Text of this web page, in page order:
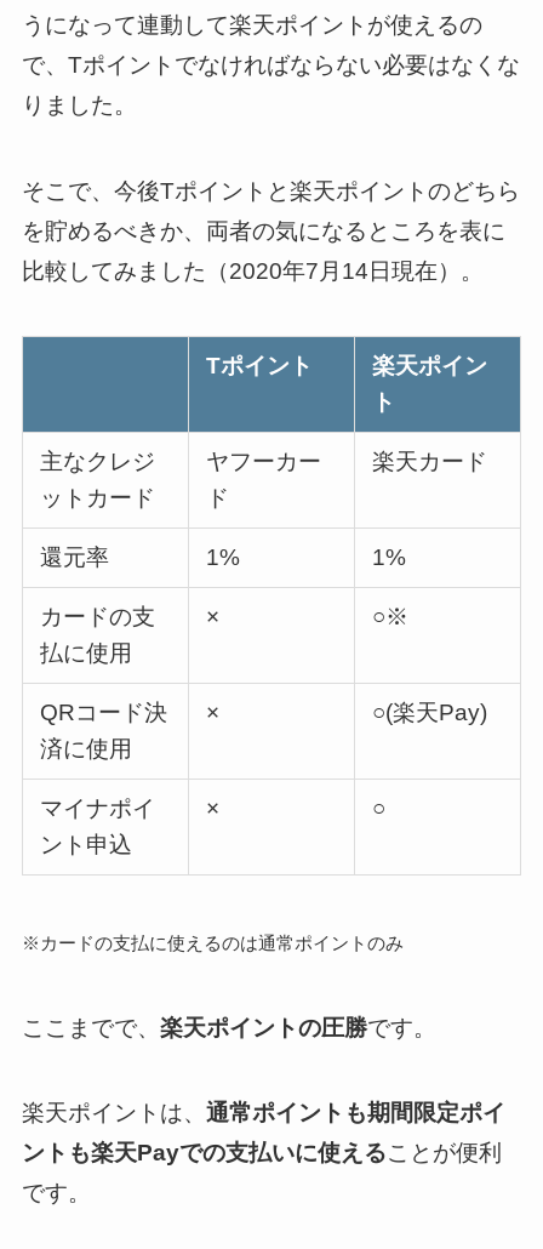
うになって連動して楽天ポイントが使えるの
で、Tポイントでなければならない必要はなくな
りました。
そこで、今後Tポイントと楽天ポイントのどちら
を貯めるべきか、両者の気になるところを表に
比較してみました（2020年7月14日現在）。
Tポイント
楽天ポイン
ト
主なクレジ
ットカード
ヤフーカー
ド
楽天カード
還元率 1% 1%
カードの支
払に使用
× ○※
QRコード決
済に使用
× ○(楽天Pay)
マイナポイ
ント申込
× ○
※カードの支払に使えるのは通常ポイントのみ
ここまでで、 楽天ポイントの圧勝です。
楽天ポイントは、 通常ポイントも期間限定ポイ
ントも楽天Payでの支払いに使えることが便利
です。